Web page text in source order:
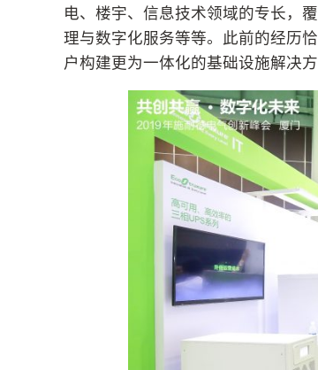
电、楼宇、信息技术领域的专长，
理与数字化服务等等。此前的经历
户构建更为一体化的基础设施解决方